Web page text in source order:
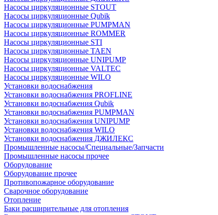
Насосы циркуляционные STOUT
Насосы циркуляционные Qubik
Насосы циркуляционные PUMPMAN
Насосы циркуляционные ROMMER
Насосы циркуляционные STI
Насосы циркуляционные TAEN
Насосы циркуляционные UNIPUMP
Насосы циркуляционные VALTEC
Насосы циркуляционные WILO
Установки водоснабжения
Установки водоснабжения PROFLINE
Установки водоснабжения Qubik
Установки водоснабжения PUMPMAN
Установки водоснабжения UNIPUMP
Установки водоснабжения WILO
Установки водоснабжения ДЖИЛЕКС
Промышленные насосы/Специальные/Запчасти
Промышленные насосы прочее
Оборудование
Оборудование прочее
Противопожарное оборудование
Сварочное оборудование
Отопление
Баки расширительные для отопления